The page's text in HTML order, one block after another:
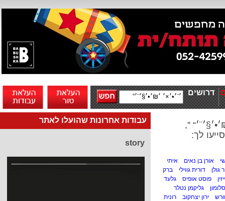
דרושים
עבודות אחרונות שהועלו לאתר
story
'',
לך:
אורן בן נאים
איתי
גולן
דורית גווילי
ברק
פוסט אופיס
גלעד
גליקמן נטלר
ירון יצחקוב
רונית